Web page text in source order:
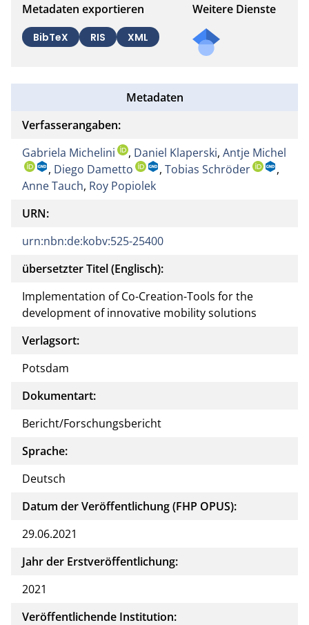
Metadaten exportieren
BibTeX RIS XML
Weitere Dienste
en
Doku
ment
Metadaten
Verfasserangaben:
Gabriela Michelini
, Daniel Klaperski, Antje Michel
, Diego Dametto , Tobias Schröder
,
Anne Tauch, Roy Popiolek
URN:
urn:nbn:de:kobv:525-25400
übersetzter Titel (Englisch):
Implementation of Co-Creation-Tools for the
development of innovative mobility solutions
Verlagsort:
Potsdam
Dokumentart:
Bericht/Forschungsbericht
Sprache:
Deutsch
Datum der Veröffentlichung (FHP OPUS):
29.06.2021
Jahr der Erstveröffentlichung:
2021
Veröffentlichende Institution: